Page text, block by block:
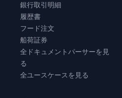
銀行取引明細
履歴書
フード注文
船荷証券
全ドキュメントパーサーを見
る
全ユースケースを見る